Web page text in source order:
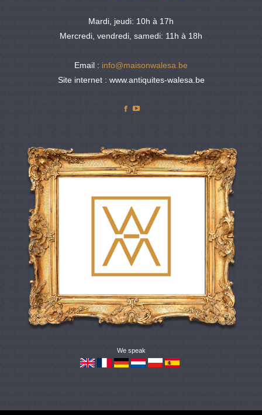
Mardi, jeudi: 10h à 17h
Mercredi, vendredi, samedi: 11h à 18h
Email : info@maisonwalesa.be
Site internet : www.antiquites-walesa.be
Facebook
We speak